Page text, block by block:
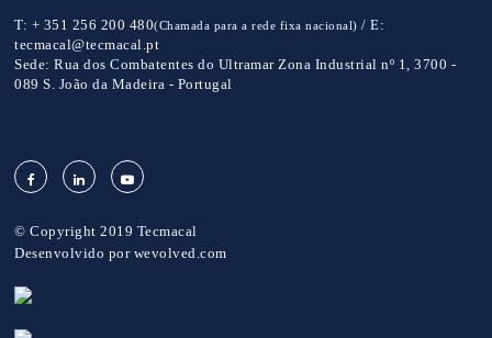
T: + 351 256 200 480(Chamada para a rede fixa nacional) /E:
tecmacal@tecmacal.pt
Sede: Rua dos Combatentes do Ultramar Zona Industrial nº 1, 3700 -
089 S. João da Madeira - Portugal
© Copyright 2019 Tecmacal
Desenvolvido por wevolved.com